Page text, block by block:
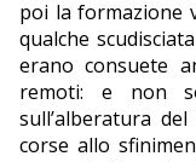
poi la formazione
qualche
erano consuete
remoti: e non
sull’alberatura
corse allo